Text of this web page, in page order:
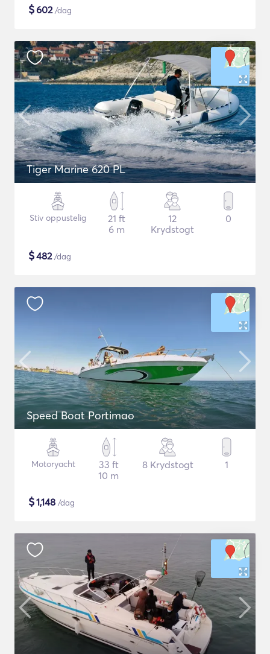
$602/dag
Tiger Marine 620 PL
Stiv oppustelig
21 ft
6 m
12
Krydstogt
0
$482/dag
Speed Boat Portimao
Motoryacht
33 ft
10 m
8 Krydstogt 1
$1,148 /dag